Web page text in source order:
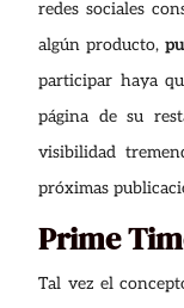
redes sociales
algún producto,
participar haya
página de su
visibilidad
próximas
Prime
Tal vez el